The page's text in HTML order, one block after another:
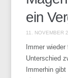
ein
11. NOVEMBER
Immer
Unterschied
Immerhin